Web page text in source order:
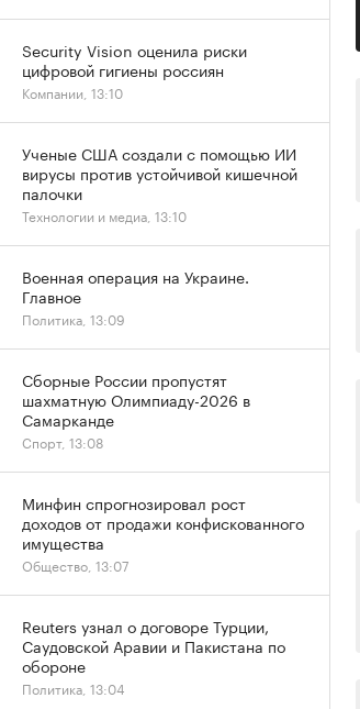
Security Vision оценила риски
цифровой гигиены россиян
Компании, 13:10
Ученые США создали с помощью ИИ
вирусы против устойчивой кишечной
палочки
Технологии и медиа, 13:10
Военная операция на Украине.
Главное
Политика, 13:09
Сборные России пропустят
шахматную Олимпиаду-2026 в
Самарканде
Спорт, 13:08
Минфин спрогнозировал рост
доходов от продажи конфискованного
имущества
Общество, 13:07
Reuters узнал о договоре Турции,
Саудовской Аравии и Пакистана по
обороне
Политика, 13:04